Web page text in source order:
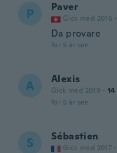
P Paver
Gick med 2016 ·
Da provare
för 5 år sen
A Alexis
Gick med 2019 · 14
för 5 år sen
S Sébastien
Gick med 2017 ·